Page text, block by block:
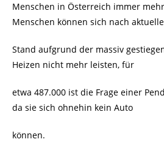
Menschen in Österreich immer
Menschen können sich nach
Stand aufgrund der massiv
Heizen nicht mehr leisten, für
etwa 487.000 ist die Frage einer
da sie sich ohnehin kein Auto
können.